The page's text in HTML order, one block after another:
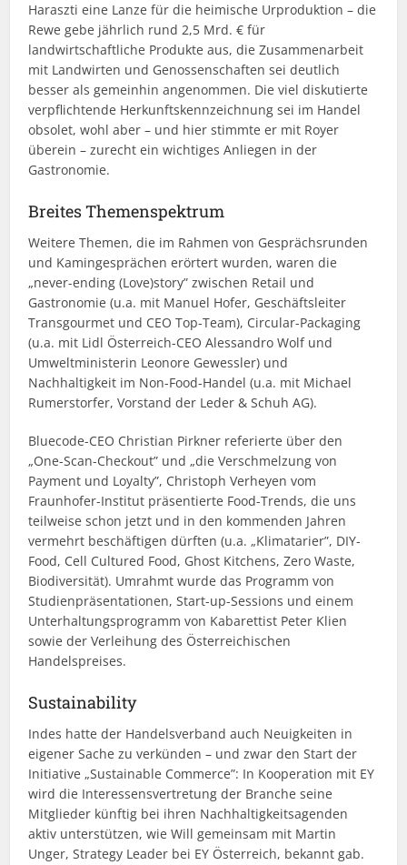
Haraszti eine Lanze für die heimische Urproduktion – die
Rewe gebe jährlich rund 2,5 Mrd. € für
landwirtschaftliche Produkte aus, die Zusammenarbeit
mit Landwirten und Genossenschaften sei deutlich
besser als gemeinhin angenommen. Die viel diskutierte
verpflichtende Herkunftskennzeichnung sei im Handel
obsolet, wohl aber – und hier stimmte er mit Royer
überein – zurecht ein wichtiges Anliegen in der
Gastronomie.
Breites Themenspektrum
Weitere Themen, die im Rahmen von Gesprächsrunden
und Kamingesprächen erörtert wurden, waren die
„never-ending (Love)story” zwischen Retail und
Gastronomie (u.a. mit Manuel Hofer, Geschäftsleiter
Transgourmet und CEO Top-Team), Circular-Packaging
(u.a. mit Lidl Österreich-CEO Alessandro Wolf und
Umweltministerin Leonore Gewessler) und
Nachhaltigkeit im Non-Food-Handel (u.a. mit Michael
Rumerstorfer, Vorstand der Leder & Schuh AG).
Bluecode-CEO Christian Pirk­ner referierte über den
„One-Scan-Checkout” und „die Verschmelzung von
Payment und Loyalty”, Christoph Verheyen vom
Fraunhofer-Institut präsentierte Food-Trends, die uns
teilweise schon jetzt und in den kommenden Jahren
vermehrt beschäftigen dürften (u.a. „Klimatarier”, DIY-
Food, Cell Cultured Food, Ghost Kitchens, Zero Waste,
Biodiversität). Umrahmt wurde das Programm von
Studienpräsentationen, Start-up-Sessions und einem
Unterhaltungsprogramm von Kabarettist Peter Klien
sowie der Verleihung des Österreichischen
Handelspreises.
Sustainability
Indes hatte der Handelsverband auch Neuigkeiten in
eigener Sache zu verkünden – und zwar den Start der
Initiative „Sustainable Commerce”: In Kooperation mit EY
wird die Interessensvertretung der Branche seine
Mitglieder künftig bei ihren Nachhaltigkeitsagenden
aktiv unterstützen, wie Will gemeinsam mit Martin
Unger, Strategy Leader bei EY Österreich, bekannt gab.